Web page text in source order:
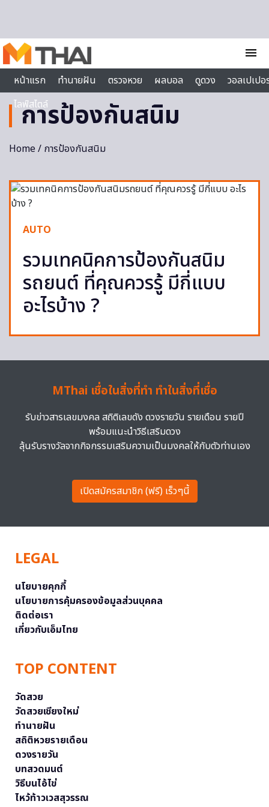
menu
หน้าแรก
ทำนายฝัน ตรวจหวย ผลบอล ดูดวง
วอลเปเป
ไลฟ์สไตล์
การป้องกันสนิม
Home/ การป้องกันสนิม
AUTO
รวมเทคนิคการป้องกันสนิม
รถยนต์ ที่คุณควรรู้ มีกี่แบบ
อะไรบ้าง ?
MThai เชื่อในสิ่งที่ทำ ทำในสิ่งที่เชื่อ
รับข่าวสารเลขมงคล สถิติเลขดัง ดวงรายวัน รายเดือน รายปี
พร้อมแนะนำวิธีเสริมดวง
ลุ้นรับรางวัลจากกิจกรรมเสริมความเป็นมงคลให้กับตัวท่านเอง
เปิดสมัครสมาชิก (ฟรี) เร็วๆนี้
LEGAL
นโยบายคุกกี้
นโยบายการคุ้มครองข้อมูลส่วนบุคคล
ติดต่อเรา
เกี่ยวกับเอ็มไทย
TOP CONTENT
วัดสวย
วัดสวยเชียงใหม่
ทำนายฝัน
สถิติหวยรายเดือน
ดวงรายวัน
บทสวดมนต์
วิธีบนไอ้ไข่
ไหว้ท้าวเวสสุวรรณ